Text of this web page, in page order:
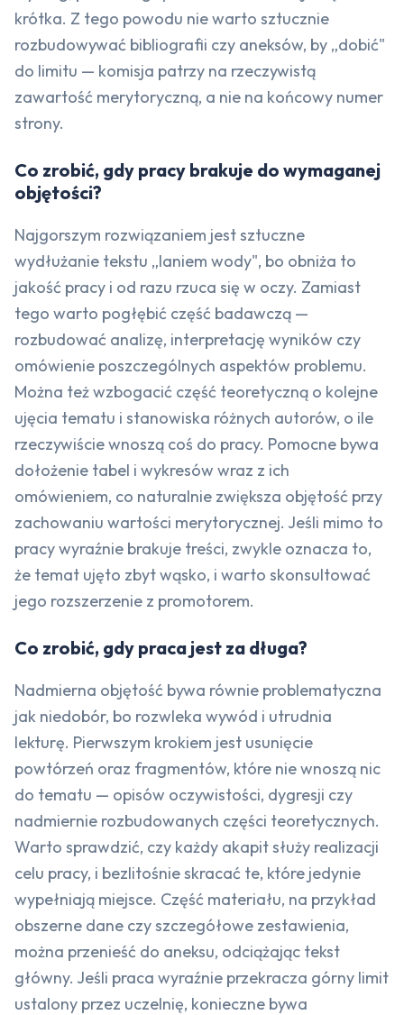
krótka. Z tego powodu nie warto sztucznie
rozbudowywać bibliografii czy aneksów, by „dobić"
do limitu — komisja patrzy na rzeczywistą
zawartość merytoryczną, a nie na końcowy numer
strony.
Co zrobić, gdy pracy brakuje do wymaganej
objętości?
Najgorszym rozwiązaniem jest sztuczne
wydłużanie tekstu „laniem wody", bo obniża to
jakość pracy i od razu rzuca się w oczy. Zamiast
tego warto pogłębić część badawczą —
rozbudować analizę, interpretację wyników czy
omówienie poszczególnych aspektów problemu.
Można też wzbogacić część teoretyczną o kolejne
ujęcia tematu i stanowiska różnych autorów, o ile
rzeczywiście wnoszą coś do pracy. Pomocne bywa
dołożenie tabel i wykresów wraz z ich
omówieniem, co naturalnie zwiększa objętość przy
zachowaniu wartości merytorycznej. Jeśli mimo to
pracy wyraźnie brakuje treści, zwykle oznacza to,
że temat ujęto zbyt wąsko, i warto skonsultować
jego rozszerzenie z promotorem.
Co zrobić, gdy praca jest za długa?
Nadmierna objętość bywa równie problematyczna
jak niedobór, bo rozwleka wywód i utrudnia
lekturę. Pierwszym krokiem jest usunięcie
powtórzeń oraz fragmentów, które nie wnoszą nic
do tematu — opisów oczywistości, dygresji czy
nadmiernie rozbudowanych części teoretycznych.
Warto sprawdzić, czy każdy akapit służy realizacji
celu pracy, i bezlitośnie skracać te, które jedynie
wypełniają miejsce. Część materiału, na przykład
obszerne dane czy szczegółowe zestawienia,
można przenieść do aneksu, odciążając tekst
główny. Jeśli praca wyraźnie przekracza górny limit
ustalony przez uczelnię, konieczne bywa